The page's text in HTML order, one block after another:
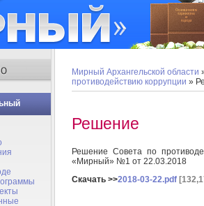
Мирный Архангельской области
противодействию коррупции »
Решение
Решение Совета по
«Мирный» №1 от 22.03.2018
Скачать >>2018-03-22.pdf